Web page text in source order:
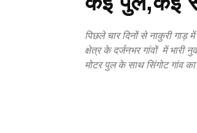
पिछले चार दिनों से नाकुरी
क्षेत्र के दर्जनभर गांवों में भारी
मोटर पुल के साथ सिंगोट गांव